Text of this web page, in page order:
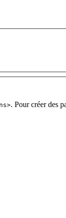
. Pour créer des